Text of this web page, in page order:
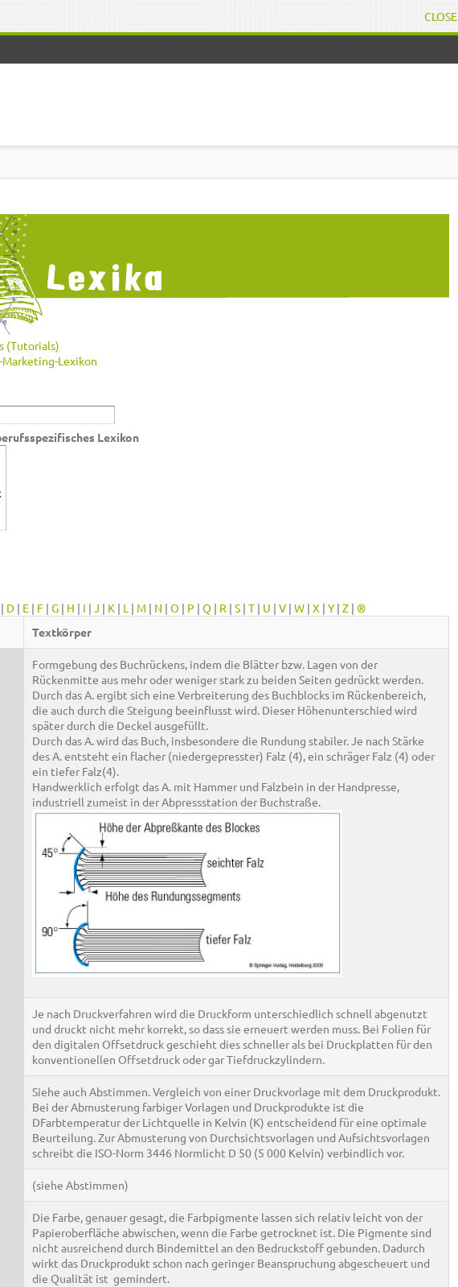
CLOSE
(Tutorials)
Lexikon
Lexikon
| D | E | F | G | H | I | J | K | L | M | N | O | P | Q | R | S | T | U | V | W | X | Y | Z | ®
Textkörper
Formgebung des Buchrückens, indem die Blätter bzw. Lagen von der
Rückenmitte aus mehr oder weniger stark zu beiden Seiten gedrückt werden.
Durch das A. ergibt sich eine Verbreiterung des Buchblocks im Rückenbereich,
die auch durch die Steigung beeinflusst wird. Dieser Höhenunterschied wird
später durch die Deckel ausgefüllt.
Durch das A. wird das Buch, insbesondere die Rundung stabiler. Je nach Stärke
des A. entsteht ein flacher (niedergepresster) Falz (4), ein schräger Falz (4) oder
ein tiefer Falz(4).
Handwerklich erfolgt das A. mit Hammer und Falzbein in der Handpresse,
industriell zumeist in der Abpressstation der Buchstraße.
Je nach Druckverfahren wird die Druckform unterschiedlich schnell abgenutzt
und druckt nicht mehr korrekt, so dass sie erneuert werden muss. Bei Folien für
den digitalen Offsetdruck geschieht dies schneller als bei Druckplatten für den
konventionellen Offsetdruck oder gar Tiefdruckzylindern.
Siehe auch Abstimmen. Vergleich von einer Druckvorlage mit dem Druckprodukt.
Bei der Abmusterung farbiger Vorlagen und Druckprodukte ist die
DFarbtemperatur der Lichtquelle in Kelvin (K) entscheidend für eine optimale
Beurteilung. Zur Abmusterung von Durchsichtsvorlagen und Aufsichtsvorlagen
schreibt die ISO-Norm 3446 Normlicht D 50 (5 000 Kelvin) verbindlich vor.
(siehe Abstimmen)
Die Farbe, genauer gesagt, die Farbpigmente lassen sich relativ leicht von der
Papieroberfläche abwischen, wenn die Farbe getrocknet ist. Die Pigmente sind
nicht ausreichend durch Bindemittel an den Bedruckstoff gebunden. Dadurch
wirkt das Druckprodukt schon nach geringer Beanspruchung abgescheuert und
die Qualität ist gemindert.